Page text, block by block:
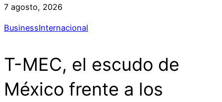
7 agosto, 2026
BusinessInternacional
T-MEC, el escudo de
México frente a los